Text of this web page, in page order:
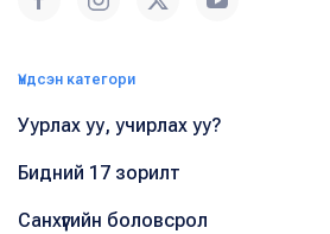
Үндсэн категори
Уурлах уу, учирлах уу?
Бидний 17 зорилт
Санхүүгийн боловсрол